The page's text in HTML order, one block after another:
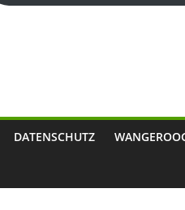
DATENSCHUTZ